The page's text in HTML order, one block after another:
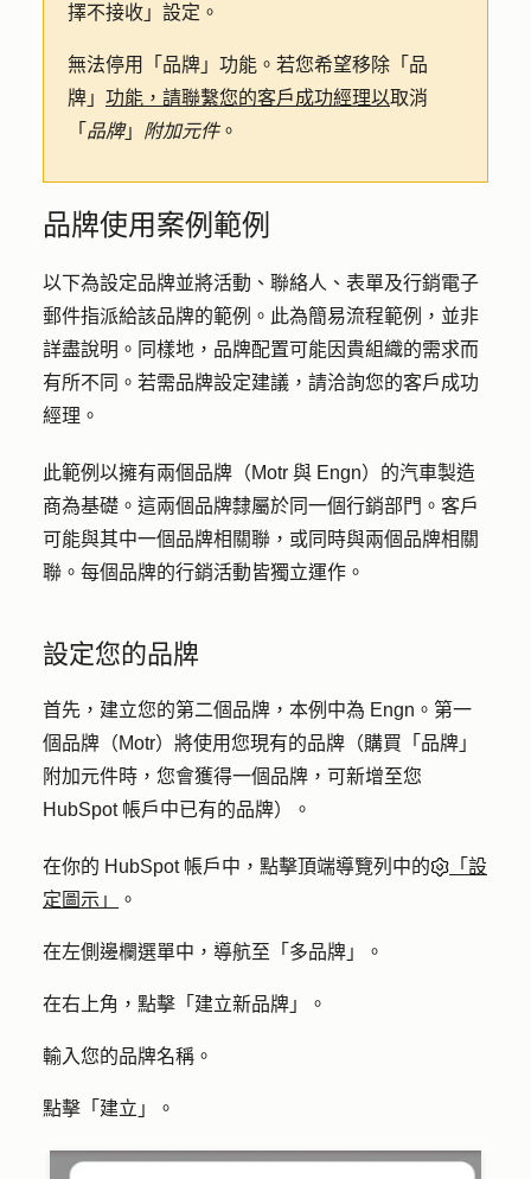
擇不接收」設定。
無法停用「品牌」功能。若您希望移除「品
牌」 功能，請聯繫您的客戶成功經理以取消
「 品牌」 附加元件。
品牌使用案例範例
以下為設定品牌並將活動、聯絡人、表單及行銷電子
郵件指派給該品牌的範例。此為簡易流程範例，並非
詳盡說明。同樣地，品牌配置可能因貴組織的需求而
有所不同。若需品牌設定建議，請洽詢您的客戶成功
經理。
此範例以擁有兩個品牌（Motr 與 Engn）的汽車製造
商為基礎。這兩個品牌隸屬於同一個行銷部門。客戶
可能與其中一個品牌相關聯，或同時與兩個品牌相關
聯。每個品牌的行銷活動皆獨立運作。
設定您的品牌
首先，建立您的第二個品牌，本例中為 Engn。第一
個品牌（Motr）將使用您現有的品牌（購買「品牌」
附加元件時，您會獲得一個品牌，可新增至您
HubSpot 帳戶中已有的品牌）。
在你的 HubSpot 帳戶中，點擊頂端導覽列中的
「設
定圖示」
。
在左側邊欄選單中，導航至「 多品牌 」。
在右上角，點擊「 建立新品牌 」。
輸入您的品牌名稱 。
點擊「 建立 」。